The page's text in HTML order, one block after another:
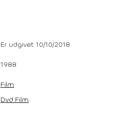
Er udgivet 10/10/2018
1988
Film
Dvd Film